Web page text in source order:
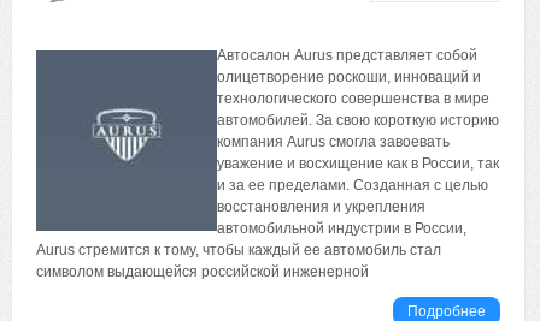
Автосалон Aurus представляет собой
олицетворение роскоши, инноваций и
технологического совершенства в мире
автомобилей. За свою короткую историю
компания Aurus смогла завоевать
уважение и восхищение как в России, так
и за ее пределами. Созданная с целью
восстановления и укрепления
автомобильной индустрии в России,
Aurus стремится к тому, чтобы каждый ее автомобиль стал
символом выдающейся российской инженерной
Подробнее